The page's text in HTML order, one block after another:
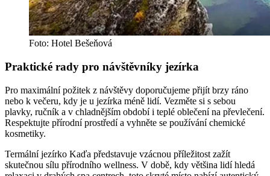
Foto: Hotel Bešeňová
Praktické rady pro návštěvníky jezírka
Pro maximální požitek z návštěvy doporučujeme přijít brzy ráno
nebo k večeru, kdy je u jezírka méně lidí. Vezměte si s sebou
plavky, ručník a v chladnějším období i teplé oblečení na převlečení.
Respektujte přírodní prostředí a vyhněte se používání chemické
kosmetiky.
Termální jezírko Kaďa představuje vzácnou příležitost zažít
skutečnou sílu přírodního wellness. V době, kdy většina lidí hledá